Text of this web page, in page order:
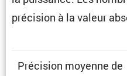
préci­sion à la valeur
Préci­sion moyenne de